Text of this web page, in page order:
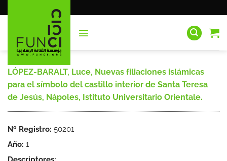
al
LÓPEZ-BARALT, Luce, Nuevas filiaciones islámicas
para el símbolo del castillo interior de Santa Teresa
de Jesús, Nápoles, Istituto Universitario Orientale.
Nº Registro: 50201
Año: 1